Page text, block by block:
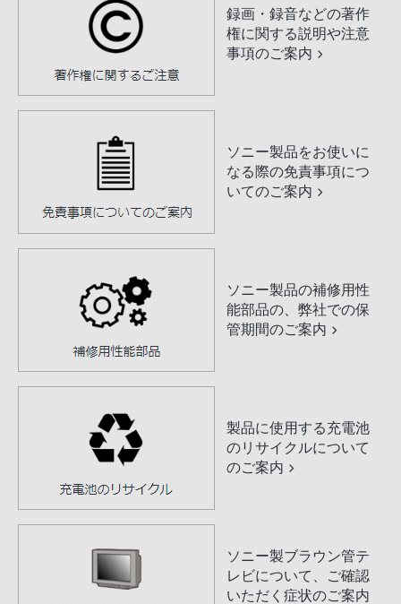
録画・録音などの著作
権に関する説明や注意
事項のご案内
ソニー製品をお使いに
なる際の免責事項につ
いてのご案内
ソニー製品の補修用性
能部品の、弊社での保
管期間のご案内
製品に使用する充電池
のリサイクルについて
のご案内
ソニー製ブラウン管テ
レビについて、ご確認
いただく症状のご案内